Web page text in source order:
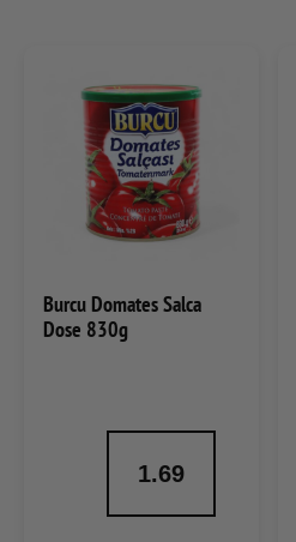
Burcu Domates Salca
Dose 830g
1.69